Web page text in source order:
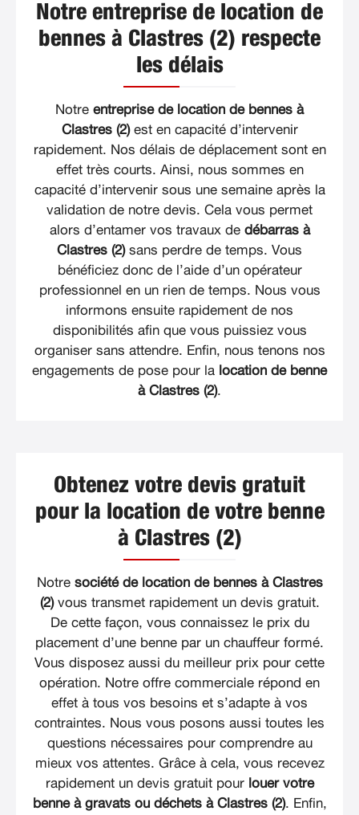
Notre entreprise de location de
bennes à Clastres (2) respecte
les délais
Notre entreprise de location de bennes à
Clastres (2)est en capacité d’intervenir
rapidement. Nos délais de déplacement sont en
effet très courts. Ainsi, nous sommes en
capacité d’intervenir sous une semaine après la
validation de notre devis. Cela vous permet
alors d’entamer vos travaux de débarras à
Clastres (2)sans perdre de temps. Vous
bénéficiez donc de l’aide d’un opérateur
professionnel en un rien de temps. Nous vous
informons ensuite rapidement de nos
disponibilités afin que vous puissiez vous
organiser sans attendre. Enfin, nous tenons nos
engagements de pose pour la location de benne
à Clastres (2).
Obtenez votre devis gratuit
pour la location de votre benne
à Clastres (2)
Notre société de location de bennes à Clastres
(2)vous transmet rapidement un devis gratuit.
De cette façon, vous connaissez le prix du
placement d’une benne par un chauffeur formé.
Vous disposez aussi du meilleur prix pour cette
opération. Notre offre commerciale répond en
effet à tous vos besoins et s’adapte à vos
contraintes. Nous vous posons aussi toutes les
questions nécessaires pour comprendre au
mieux vos attentes. Grâce à cela, vous recevez
rapidement un devis gratuit pour louer votre
benne à gravats ou déchets à Clastres (2). Enfin,